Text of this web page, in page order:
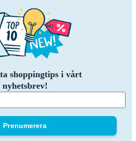
shoppingtips i vårt
nyhetsbrev!
Prenumerera